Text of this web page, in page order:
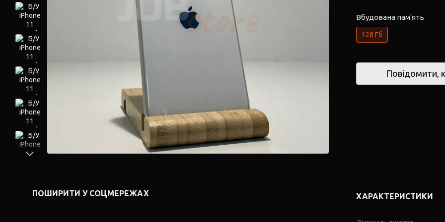
ПОШИРИТИ У СОЦМЕРЕЖАХ
Вбудована пам'ять
128 Гб
Повідомити,
ХАРАКТЕРИСТИКИ